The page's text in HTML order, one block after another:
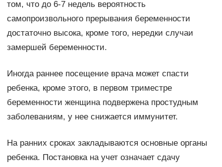
том, что до 6-7 недель вероятность
самопроизвольного прерывания беременности
достаточно высока, кроме того, нередки случаи
замершей беременности.
Иногда раннее посещение врача может спасти
ребенка, кроме этого, в первом триместре
беременности женщина подвержена простудным
заболеваниям, у нее снижается иммунитет.
На ранних сроках закладываются основные органы
ребенка. Постановка на учет означает сдачу